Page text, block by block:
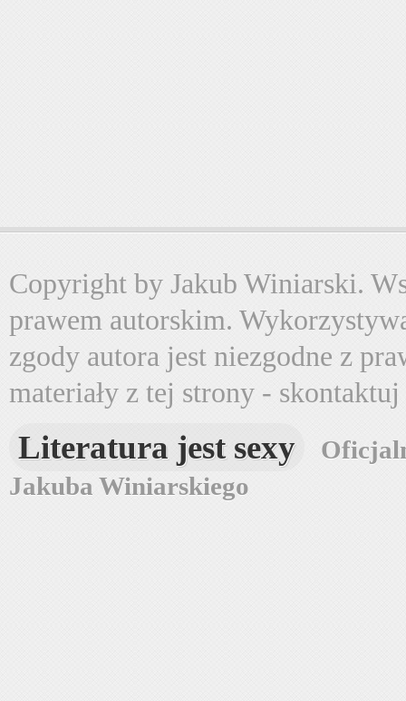
Copyright by Jakub Winiarski.
prawem autorskim.
zgody autora jest niezgodne z
materiały z tej strony -
Literatura jest sexy
Jakuba Winiarskiego